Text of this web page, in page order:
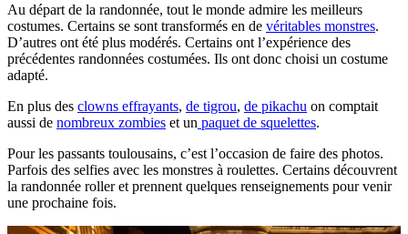
Au départ de la randonnée, tout le monde admire les meilleurs
costumes. Certains se sont transformés en de véritables monstres.
D’autres ont été plus modérés. Certains ont l’expérience des
précédentes randonnées costumées. Ils ont donc choisi un costume
adapté.
En plus des clowns effrayants, de tigrou, de pikachu on comptait
aussi de nombreux zombies et un paquet de squelettes.
Pour les passants toulousains, c’est l’occasion de faire des photos.
Parfois des selfies avec les monstres à roulettes. Certains découvrent
la randonnée roller et prennent quelques renseignements pour venir
une prochaine fois.